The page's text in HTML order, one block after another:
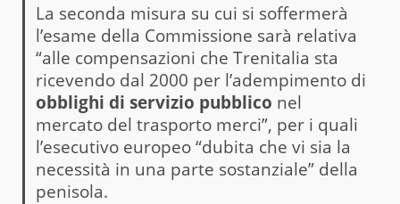
La seconda misura su cui si soffermerà
l’esame della Commissione sarà relativa
“alle compensazioni che Trenitalia sta
ricevendo dal 2000 per l’adempimento di
obblighi di servizio pubblico nel
mercato del trasporto merci”, per i quali
l’esecutivo europeo “dubita che vi sia la
necessità in una parte sostanziale” della
penisola.